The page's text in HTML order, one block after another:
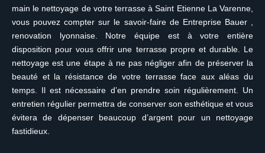
main le nettoyage de votre terrasse à Saint Etienne La Varenne,
vous pouvez compter sur le savoir-faire de Entreprise Bauer ,
renovation lyonnaise. Notre équipe est à votre entière
disposition pour vous offrir une terrasse propre et durable. Le
nettoyage est une étape à ne pas négliger afin de préserver la
beauté et la résistance de votre terrasse face aux aléas du
temps. Il est nécessaire d’en prendre soin régulièrement. Un
entretien régulier permettra de conserver son esthétique et vous
évitera de dépenser beaucoup d’argent pour un nettoyage
fastidieux.